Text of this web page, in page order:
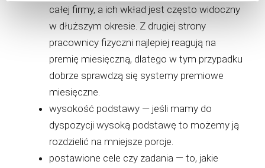
całej firmy, a ich wkład jest często widoczny
w dłuższym okresie. Z drugiej strony
pracownicy fizyczni najlepiej reagują na
premię miesięczną, dlatego w tym przypadku
dobrze sprawdzą się systemy premiowe
miesięczne.
wysokość podstawy — jeśli mamy do
dyspozycji wysoką podstawę to możemy ją
rozdzielić na mniejsze porcje.
postawione cele czy zadania — to, jakie